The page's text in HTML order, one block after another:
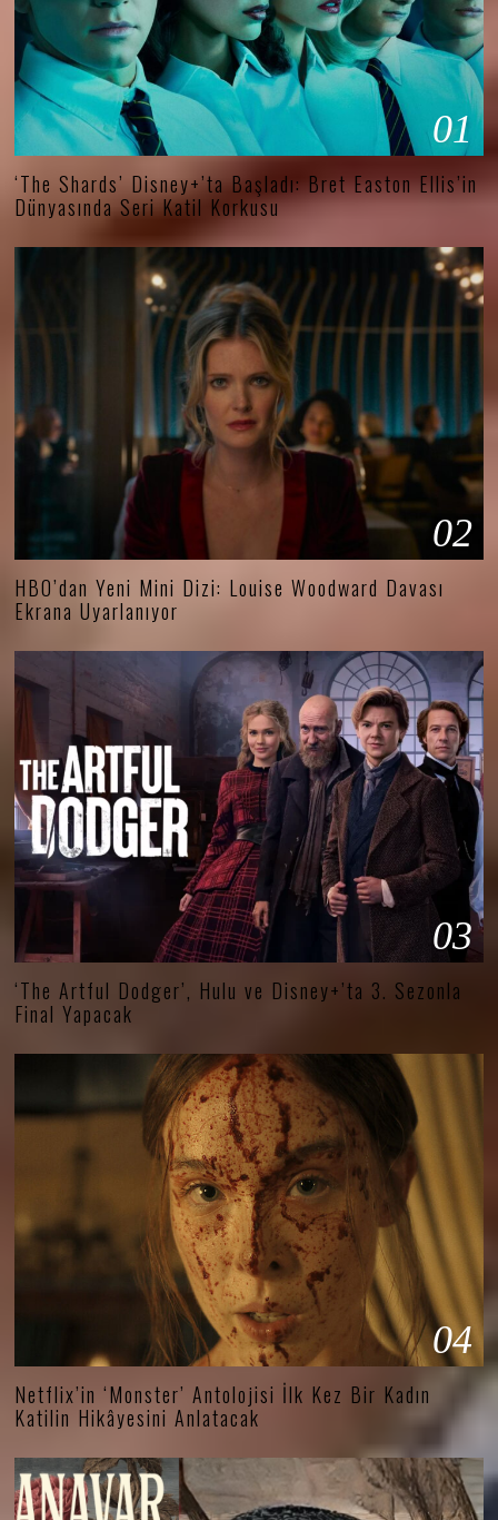
01
‘The Shards’ Disney+’ta Başladı: Bret Easton Ellis’in
Dünyasında Seri Katil Korkusu
02
HBO’dan Yeni Mini Dizi: Louise Woodward Davası
Ekrana Uyarlanıyor
03
‘The Artful Dodger’, Hulu ve Disney+’ta 3. Sezonla
Final Yapacak
04
Netflix’in ‘Monster’ Antolojisi İlk Kez Bir Kadın
Katilin Hikâyesini Anlatacak